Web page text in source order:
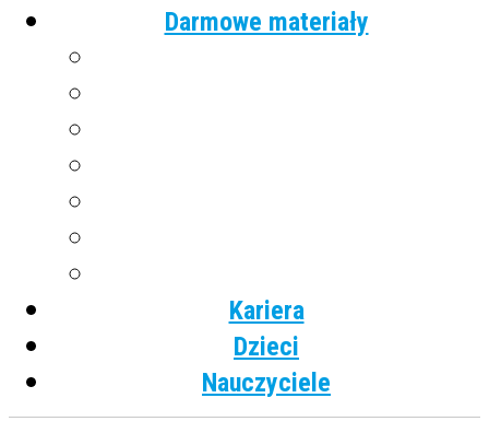
Darmowe materiały
Kariera
Dzieci
Nauczyciele